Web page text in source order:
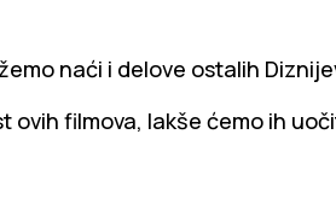
naći i delove ostalih
ovih filmova, lakše ćemo ih